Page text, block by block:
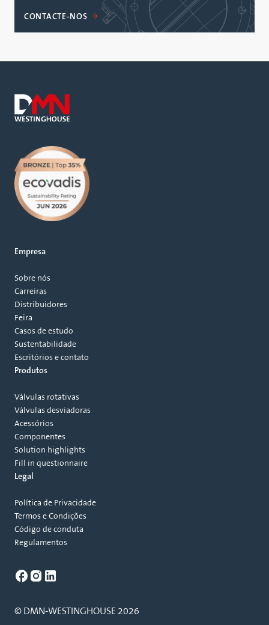
CONTACTE-NOS
Empresa
Sobre nós
Carreiras
Distribuidores
Feira
Casos de estudo
Sustentabilidade
Escritórios e contato
Produtos
Válvulas rotativas
Válvulas desviadoras
Acessórios
Componentes
Solution highlights
Fill in questionnaire
Legal
Política de Privacidade
Termos e Condições
Código de conduta
Regulamentos
© DMN-WESTINGHOUSE 2026